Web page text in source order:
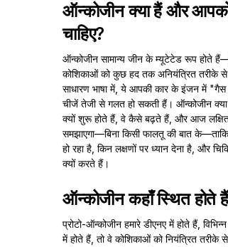
ऑन्कोजीन क्या हैं और
चाहिए?
ऑन्कोजीन सामान्य जीन के म्यूटेटेड रूप होते
कोशिकाओं को कुछ हद तक अनियंत्रित तरीके
साधारण भाषा में, ये आपकी कार के इंजन में
चीजें तेजी से गलत हो सकती हैं। ऑन्कोजीन
क्यों शुरू होते हैं, वे कैसे बढ़ते हैं, और आज
समझाएगा—बिना किसी फालतू की बात
हो रहा है, किन लक्षणों पर ध्यान देना है, और
क्यों करते हैं।
ऑन्कोजीन कहाँ स्थित होते
प्रोटो-ऑन्कोजीन हमारे डीएनए में होते हैं,
में होते हैं, तो वे कोशिकाओं को नियंत्रित तरीके